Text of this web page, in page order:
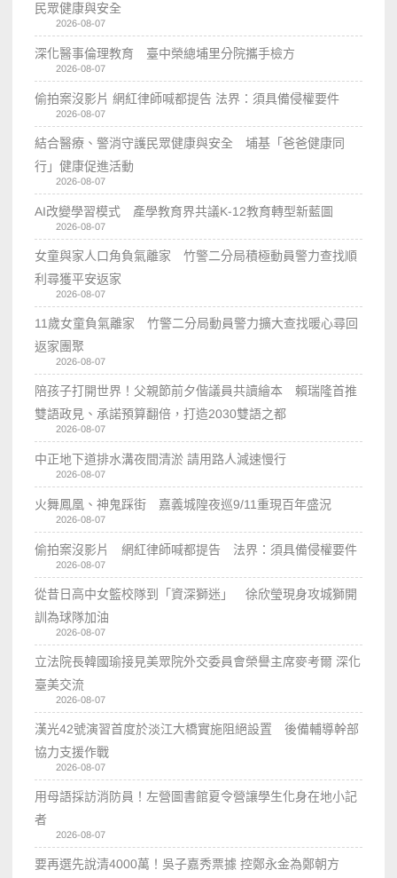
民眾健康與安全
2026-08-07
深化醫事倫理教育 臺中榮總埔里分院攜手檢方
2026-08-07
偷拍案沒影片 網紅律師喊都提告 法界：須具備侵權要件
2026-08-07
結合醫療、警消守護民眾健康與安全 埔基「爸爸健康同
行」健康促進活動
2026-08-07
AI改變學習模式 產學教育界共議K-12教育轉型新藍圖
2026-08-07
女童與家人口角負氣離家 竹警二分局積極動員警力查找順
利尋獲平安返家
2026-08-07
11歲女童負氣離家 竹警二分局動員警力擴大查找暖心尋回
返家團聚
2026-08-07
陪孩子打開世界！父親節前夕偕議員共讀繪本 賴瑞隆首推
雙語政見、承諾預算翻倍，打造2030雙語之都
2026-08-07
中正地下道排水溝夜間清淤 請用路人減速慢行
2026-08-07
火舞鳳凰、神鬼踩街 嘉義城隍夜巡9/11重現百年盛況
2026-08-07
偷拍案沒影片 網紅律師喊都提告 法界：須具備侵權要件
2026-08-07
從昔日高中女籃校隊到「資深獅迷」 徐欣瑩現身攻城獅開
訓為球隊加油
2026-08-07
立法院長韓國瑜接見美眾院外交委員會榮譽主席麥考爾 深化
臺美交流
2026-08-07
漢光42號演習首度於淡江大橋實施阻絕設置 後備輔導幹部
協力支援作戰
2026-08-07
用母語採訪消防員！左營圖書館夏令營讓學生化身在地小記
者
2026-08-07
要再選先說清4000萬！吳子嘉秀票據 控鄭永金為鄭朝方